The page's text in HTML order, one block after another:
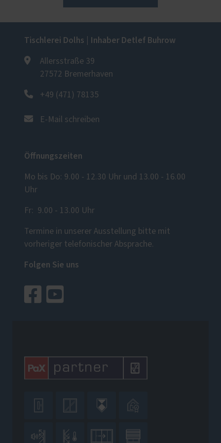
Tischlerei Dolhs | Inhaber Detlef Buhrow
Allersstraße 39
27572 Bremerhaven
+49 (471) 78135
E-Mail schreiben
Öffnungszeiten
Mo bis Do: 9.00 - 12.30 Uhr und 13.00 - 16.00
Uhr
Fr: 9.00 - 13.00 Uhr
Termine in unserer Ausstellung bitte mit
vorheriger telefonischer Absprache.
Folgen Sie uns
   
   